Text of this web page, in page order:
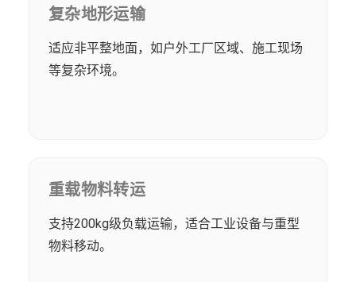
复杂地形运输
适应非平整地面，如户外工厂区域、施工现场
等复杂环境。
重载物料转运
支持200kg级负载运输，适合工业设备与重型
物料移动。